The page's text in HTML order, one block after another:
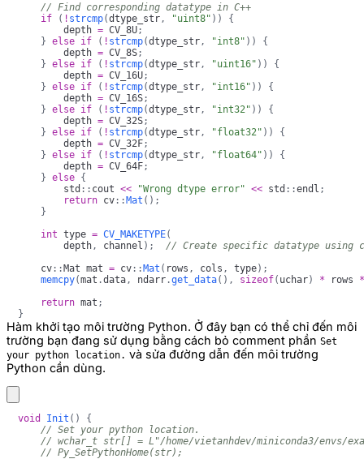
// Find corresponding datatype in C++
if
( ! strcmp(dtype_str, "uint8" ) )
{
        depth
= CV_8U;
} else if ( ! strcmp(dtype_str, "int8" ) )
{
        depth
= CV_8S;
} else if ( ! strcmp(dtype_str, "uint16" ) )
{
        depth
= CV_16U;
} else if ( ! strcmp(dtype_str, "int16" ) )
{
        depth
= CV_16S;
} else if ( ! strcmp(dtype_str, "int32" ) )
{
        depth
= CV_32S;
} else if ( ! strcmp(dtype_str, "float32" ) )
{
        depth
= CV_32F;
} else if ( ! strcmp(dtype_str, "float64" ) )
{
        depth
= CV_64F;
} else {
        std
:: cout << "Wrong dtype error" << std ::endl ;
return cv ::Mat ( ) ;
}
int type = CV_MAKETYPE(
        depth
, channel ) ;
// Create specific datatype using
    cv
::Mat mat = cv ::Mat ( rows , cols , type) ;
memcpy(mat .data, ndarr .get_data( ) , sizeof( uchar) * rows
return mat ;
}
Hàm khởi tạo môi trường Python. Ở đây bạn có thể chỉ đến môi
trường bạn đang sử dụng bằng cách bỏ comment phần Set
your python location. và sửa đường dẫn đến môi trường
Python cần dùng.
void Init ( )
{
// Set your python location.
// wchar_t str[] = L"/home/vietanhdev/miniconda3/envs/
// Py_SetPythonHome(str);